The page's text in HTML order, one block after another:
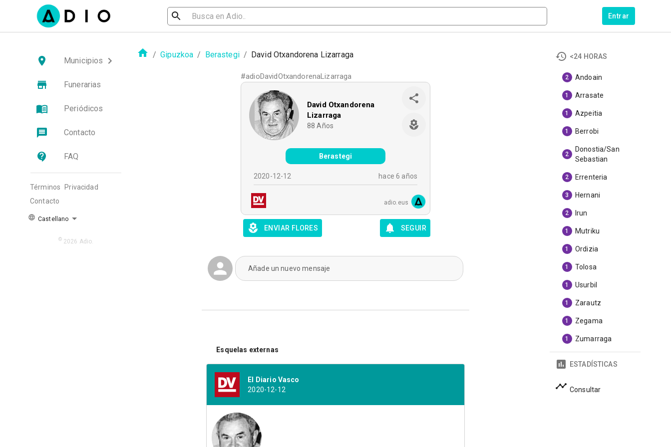
Entrar
Municipios
Funerarias
Periódicos
Contacto
FAQ
Términos
Privacidad
Contacto
Castellano
© 2026 Adio.
/ Gipuzkoa / Berastegi / David Otxandorena Lizarraga
#adioDavidOtxandorenaLizarraga
David Otxandorena
Lizarraga
88 Años
Berastegi
2020-12-12 hace 6 años
adio.eus
ENVIAR FLORES SEGUIR
Añade un nuevo mensaje
Esquelas externas
El Diario Vasco
2020-12-12
<24 HORAS
2 Andoain
1 Arrasate
1 Azpeitia
1 Berrobi
2
Donostia/San
Sebastian
2 Errenteria
3 Hernani
2 Irun
1 Mutriku
1 Ordizia
1 Tolosa
1 Usurbil
1 Zarautz
1 Zegama
1 Zumarraga
ESTADÍSTICAS
Consultar